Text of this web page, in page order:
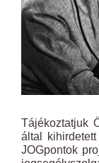
Tájékoztatjuk
által
JOGpontok